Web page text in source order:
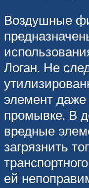
Воздушные
Логан. Не
элемент
промывке. В
вредные
загрязнить
ей